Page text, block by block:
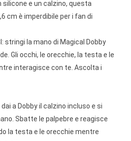
silicone e un calzino, questa
cm è imperdibile per i fan di
stringi la mano di Magical Dobby
Gli occhi, le orecchie, la testa e le
interagisce con te. Ascolta i
dai a Dobby il calzino incluso e si
Sbatte le palpebre e reagisce
la testa e le orecchie mentre